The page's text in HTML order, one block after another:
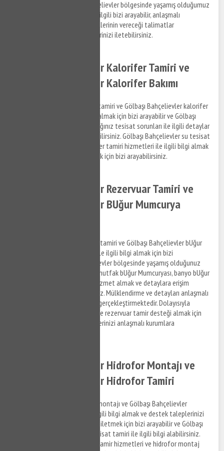
bilgi alabilirsiniz. Gölbaşı Bahçelievler bölgesinde yaşamış olduğumuz
gömme rezervuar sorunları ile ilgili bizi arayabilir, anlaşmalı
olduğumuz firmaların personellerinin vereceği talimatlar
doğrultusunda hizmet taleplerinizi iletebilirsiniz.
Gölbaşı Bahçelievler Kalorifer Tamiri ve
Gölbaşı Bahçelievler Kalorifer Bakımı
Gölbaşı Bahçelievler kalorifer tamiri ve Gölbaşı Bahçelievler kalorifer
bakım hizmetleri ile ilgili bilgi almak için bizi arayabilir ve Gölbaşı
Bahçelievler bölgesinde yaşadığınız tesisat sorunları ile ilgili detaylar
hakkında bizimle iletişim kurabilirsiniz. Gölbaşı Bahçelievler su tesisat
ve Gölbaşı Bahçelievler kalorifer tamiri hizmetleri ile ilgili bilgi almak
için destek taleplerinizi iletmek için bizi arayabilirsiniz.
Gölbaşı Bahçelievler Rezervuar Tamiri ve
Gölbaşı Bahçelievler BUğur Mumcurya
Gölbaşı Bahçelievler rezervuar tamiri ve Gölbaşı Bahçelievler bUğur
Mumcurya montaj hizmetleri ile ilgili bilgi almak için bizi
arayabilirsiniz. Gölbaşı Bahçelievler bölgesinde yaşamış olduğunuz
gömme rezervuar arızaları ve mutfak bUğur Mumcuryası, banyo bUğur
Mumcuryası arızaları ile ilgili hizmet almak ve detaylara erişim
sağlamak için bizi arayabilirsiniz. Mülklendirme ve detayları anlaşmalı
olduğumuz firma personelleri gerçekleştirmektedir. Dolayısıyla
Gölbaşı Bahçelievler bölgesinde rezervuar tamir desteği almak için
bizi arayabilir ve destek taleplerinizi anlaşmalı kurumlara
Gölbaşı Bahçelievler Hidrofor Montajı ve
Gölbaşı Bahçelievler Hidrofor Tamiri
Gölbaşı Bahçelievler hidrofor montajı ve Gölbaşı Bahçelievler
hidrofor tamir hizmetleri ile ilgili bilgi almak ve destek taleplerinizi
anlaşmalı firma personellerine iletmek için bizi arayabilir ve Gölbaşı
Bahçelievler bölgesinde su tesisat tamiri ile ilgili bilgi alabilirsiniz.
Gölbaşı Bahçelievler hidrofor tamir hizmetleri ve hidrofor montaj